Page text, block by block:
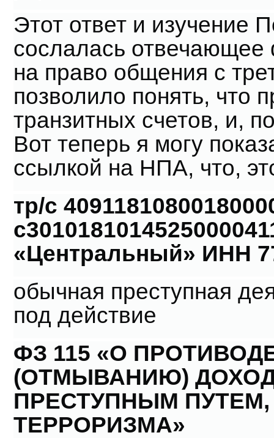
Этот ответ и изучение
сослалась отвечающее
на право общения с
позволило понять, что
транзитных счетов, и,
Вот теперь я могу
ссылкой на НПА, что,
тр/с
«Центральный» ИНН
обычная преступная
под действие
ФЗ 115 «О
(ОТМЫВАНИЮ)
ПРЕСТУПНЫМ
ТЕРРОРИЗМА»